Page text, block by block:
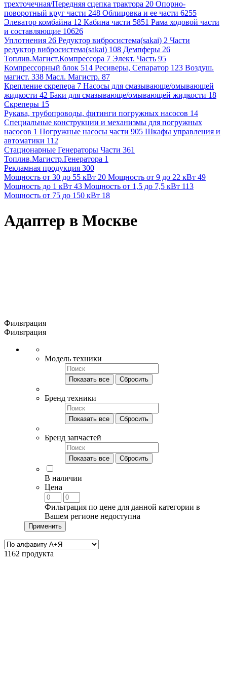
трехточечная/Передняя сцепка трактора 20 Опорно-
поворотный круг части 248 Облицовка и ее части 6255
Элеватор комбайна 12 Кабина части 5851 Рама ходовой части
и составляющие 10626
Уплотнения 26 Редуктор вибросистема(sakai) 2 Части
редуктор вибросистема(sakai) 108 Демпферы 26
Топлив.Магист.Компрессора 7 Элект. Часть 95
Компрессорный блок 514 Ресиверы, Сепаратор 123 Воздуш.
магист. 338 Масл. Магистр. 87
Крепление скрепера 7 Насосы для смазывающе/омывающей
жидкости 42 Баки для смазывающе/омывающей жидкости 18
Скреперы 15
Рукава, трубопроводы, фитинги погружных насосов 14
Специальные конструкции и механизмы для погружных
насосов 1 Погружные насосы части 905 Шкафы управления и
автоматики 112
Стационарные Генераторы Части 361
Топлив.Магистр.Генератора 1
Рекламная продукция 300
Мощность от 30 до 55 кВт 20 Мощность от 9 до 22 кВт 49
Мощность до 1 кВт 43 Мощность от 1,5 до 7,5 кВт 113
Мощность от 75 до 150 кВт 18
Адаптер в Москве
Фильтрация
Фильтрация
Модель техники
Показать все Сбросить
Бренд техники
Показать все Сбросить
Бренд запчастей
Показать все Сбросить
В наличии
Цена
Фильтрация по цене для данной категории в
Вашем регионе недоступна
Применить
1162 продукта